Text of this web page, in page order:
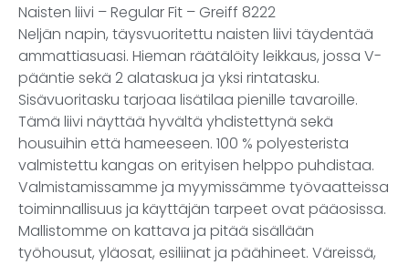
Naisten liivi – Regular Fit – Greiff 8222
Neljän napin, täysvuoritettu naisten liivi täydentää
ammattiasuasi. Hieman räätälöity leikkaus, jossa V-
pääntie sekä 2 alataskua ja yksi rintatasku.
Sisävuoritasku tarjoaa lisätilaa pienille tavaroille.
Tämä liivi näyttää hyvältä yhdistettynä sekä
housuihin että hameeseen. 100 % polyesterista
valmistettu kangas on erityisen helppo puhdistaa.
Valmistamissamme ja myymissämme työvaatteissa
toiminnallisuus ja käyttäjän tarpeet ovat pääosissa.
Mallistomme on kattava ja pitää sisällään
työhousut, yläosat, esiliinat ja päähineet. Väreissä,